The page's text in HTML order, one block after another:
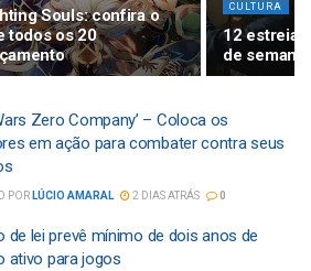
Souls: confira o
todos os 20
CULTURA
12
de
Zero Company’ – Coloca os
em ação para combater contra seus
POR LÚCIO AMARAL 2 DIAS ATRÁS 0
de lei prevê mínimo de dois anos de
ativo para jogos